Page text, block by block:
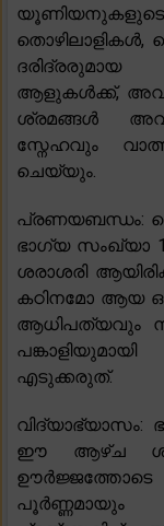
യൂണിയനുകളുടെ
തൊഴിലാളികൾ,
ദരിദ്രരുമായ
ആളുകൾക്ക്,
ശ്രമങ്ങൾ
സ്നേഹവും
ചെയ്യും.
പ്രണയബന്ധം:
ഭാഗ്യ സംഖ്യാ
ശരാശരി
കഠിനമോ ആയ
ആധിപത്യവും
എടുക്കരുത്.
വിദ്യാഭ്യാസം:
ഈ ആഴ്ച
ഊർജ്ജത്തോടെ
പൂർണ്ണമായും